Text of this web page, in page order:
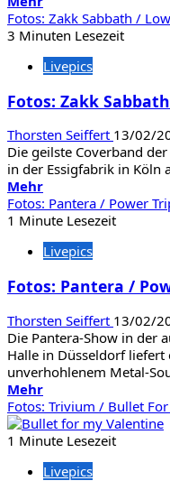
Informationen
über
Avantasia
Bochum
Fotos: Zakk Sabbath /
3 Minuten Lesezeit
Livepics
Fotos: Zakk
Thorsten Seiffert 13/02/
Die geilste Coverband
in der Essigfabrik in Köln
MehrMehr
Informationen
über
Zakk
/
Fotos: Pantera / Power
1 Minute Lesezeit
Livepics
Fotos: Pantera /
Thorsten Seiffert 13/02/
Die Pantera-Show in der
Halle in Düsseldorf
unverhohlenem Metal-
MehrMehr
Informationen
über
Fotos:
/
Fotos: Trivium / Bullet
1 Minute Lesezeit
Livepics